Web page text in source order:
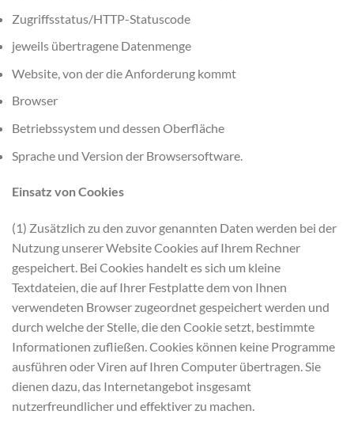
Zugriffsstatus/HTTP-Statuscode
jeweils übertragene Datenmenge
Website, von der die Anforderung kommt
Browser
Betriebssystem und dessen Oberfläche
Sprache und Version der Browsersoftware.
Einsatz von Cookies
(1) Zusätzlich zu den zuvor genannten Daten werden bei der
Nutzung unserer Website Cookies auf Ihrem Rechner
gespeichert. Bei Cookies handelt es sich um kleine
Textdateien, die auf Ihrer Festplatte dem von Ihnen
verwendeten Browser zugeordnet gespeichert werden und
durch welche der Stelle, die den Cookie setzt, bestimmte
Informationen zufließen. Cookies können keine Programme
ausführen oder Viren auf Ihren Computer übertragen. Sie
dienen dazu, das Internetangebot insgesamt
nutzerfreundlicher und effektiver zu machen.